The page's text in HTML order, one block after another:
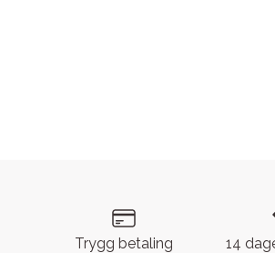
Trygg betaling 14